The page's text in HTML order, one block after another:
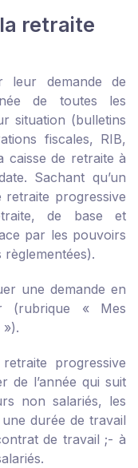
retraite
leur demande de
de toutes les
situation (bulletins
fiscales, RIB,
caisse de retraite à
Sachant qu’un
retraite progressive
de base et
par les pouvoirs
une demande en
(rubrique « Mes
progressive
de l’année qui suit
non salariés, les
durée de travail
de travail ;- à